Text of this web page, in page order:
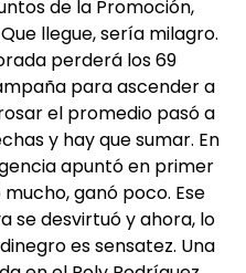
de la Promoción,
llegue, sería milagro.
perderá los 69
para ascender a
el promedio pasó a
y hay que sumar. En
apuntó en primer
ganó poco. Ese
se desvirtuó y ahora, lo
es sensatez. Una